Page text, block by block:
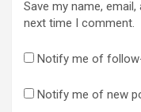
Save my name,
next time I comment.
Notify me of
Notify me of new